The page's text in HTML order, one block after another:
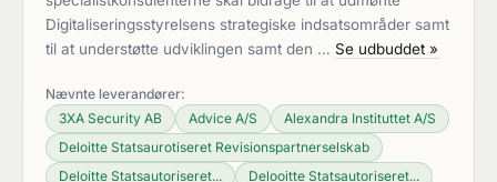
Digitaliseringsstyrelsens strategiske indsatsområder samt
til at understøtte udviklingen samt den … Se udbuddet »
Nævnte leverandører:
3XA Security AB
Advice A/S
Alexandra Instituttet A/S
Deloitte Statsaurotiseret Revisionspartnerselskab
Deloitte Statsautoriseret...
Delooitte Statsautoriseret...